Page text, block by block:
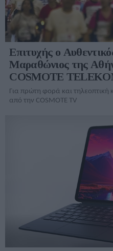
Επιτυχής ο
Μαραθώνιος της
COSMOTE
Για πρώτη φορά και
από την COSMOTE TV